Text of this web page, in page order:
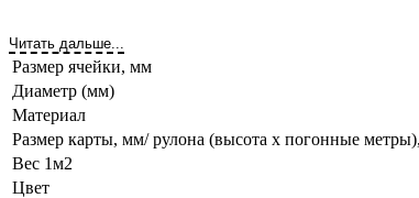
Читать дальше...
Размер ячейки, мм
Диаметр (мм)
Материал
Размер карты, мм/ рулона (высота х погонные
Вес 1м2
Цвет